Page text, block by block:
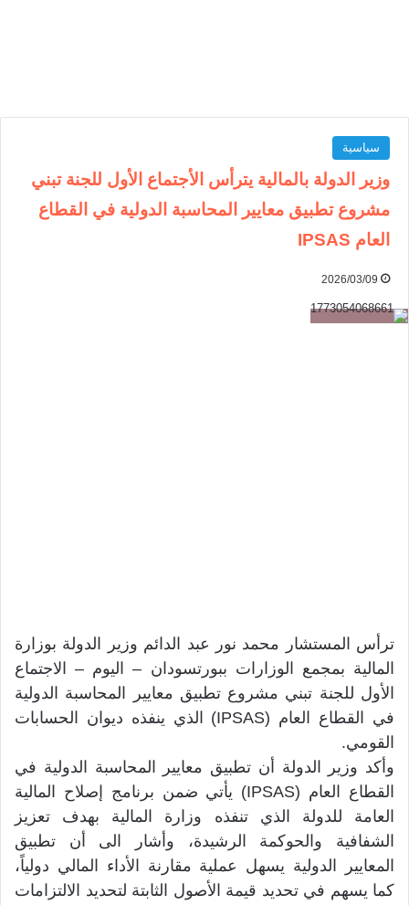
سياسية
وزير الدولة بالمالية يترأس الأجتماع الأول للجنة تبني
مشروع تطبيق معايير المحاسبة الدولية في القطاع
العام IPSAS
2026/03/09
ترأس المستشار محمد نور عبد الدائم وزير الدولة بوزارة
المالية بمجمع الوزارات ببورتسودان – اليوم – الاجتماع
الأول للجنة تبني مشروع تطبيق معايير المحاسبة الدولية
في القطاع العام (IPSAS) الذي ينفذه ديوان الحسابات
القومي.
وأكد وزير الدولة أن تطبيق معايير المحاسبة الدولية في
القطاع العام (IPSAS) يأتي ضمن برنامج إصلاح المالية
العامة للدولة الذي تنفذه وزارة المالية بهدف تعزيز
الشفافية والحوكمة الرشيدة، وأشار الى أن تطبيق
المعايير الدولية يسهل عملية مقارنة الأداء المالي دولياً،
كما يسهم في تحديد قيمة الأصول الثابتة لتحديد الالتزامات